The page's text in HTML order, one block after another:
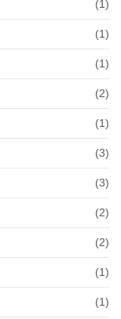
(1)
(1)
(1)
(2)
(1)
(3)
(3)
(2)
(2)
(1)
(1)